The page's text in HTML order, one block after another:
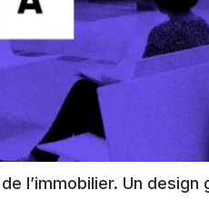
l’immobilier. Un